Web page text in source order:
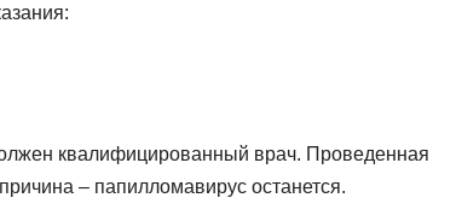
квалифицированный врач. Проведенная
– папилломавирус останется.